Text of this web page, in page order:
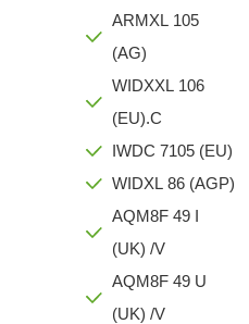
ARMXL 105
(AG)
WIDXXL 106
(EU).C
IWDC 7105 (EU)
WIDXL 86 (AGP)
AQM8F 49 I
(UK) /V
AQM8F 49 U
(UK) /V